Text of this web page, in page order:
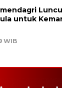
untuk
WIB